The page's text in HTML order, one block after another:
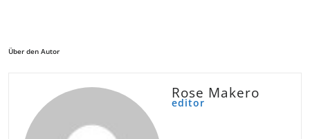
Über den Autor
Rose Makero
editor